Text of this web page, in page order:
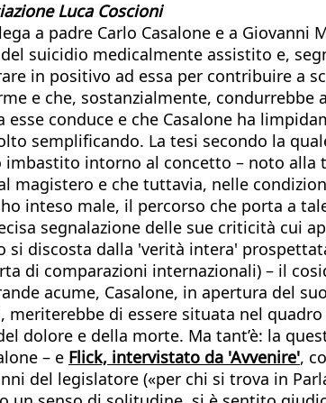
Luca Coscioni
a padre Carlo Casalone e a
suicidio medicalmente assistito e,
in positivo ad essa per contribuire a
e che, sostanzialmente, condurrebbe
esse conduce e che Casalone ha
semplificando. La tesi secondo la
intorno al concetto – noto
magistero e che tuttavia, nelle
inteso male, il percorso che porta a
segnalazione delle sue criticità cui
si discosta dalla 'verità intera'
di comparazioni internazionali) – il
acume, Casalone, in apertura del
di essere situata nel
dolore e della morte. Ma tant’è: la
– e Flick, intervistato da 'Avvenire',
del legislatore («per chi si trova in